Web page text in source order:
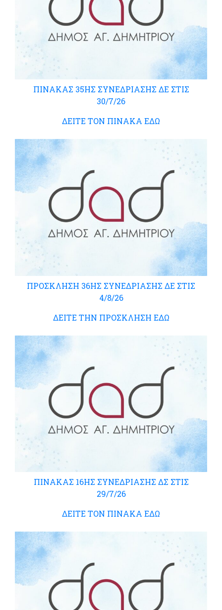
ΠΙΝΑΚΑΣ 35ΗΣ ΣΥΝΕΔΡΙΑΣΗΣ ΔΕ ΣΤΙΣ
30/7/26
ΔΕΙΤΕ ΤΟΝ ΠΙΝΑΚΑ ΕΔΩ
ΠΡΟΣΚΛΗΣΗ 36ΗΣ ΣΥΝΕΔΡΙΑΣΗΣ ΔΕ ΣΤΙΣ
4/8/26
ΔΕΙΤΕ ΤΗΝ ΠΡΟΣΚΛΗΣΗ ΕΔΩ
ΠΙΝΑΚΑΣ 16ΗΣ ΣΥΝΕΔΡΙΑΣΗΣ ΔΣ ΣΤΙΣ
29/7/26
ΔΕΙΤΕ ΤΟΝ ΠΙΝΑΚΑ ΕΔΩ